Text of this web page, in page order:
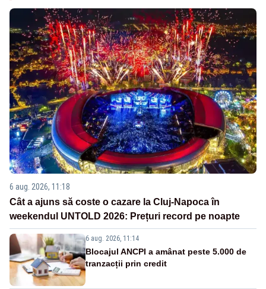
6 aug. 2026, 11:18
Cât a ajuns să coste o cazare la Cluj-Napoca în
weekendul UNTOLD 2026: Prețuri record pe noapte
6 aug. 2026, 11:14
Blocajul ANCPI a amânat peste 5.000 de
tranzacții prin credit